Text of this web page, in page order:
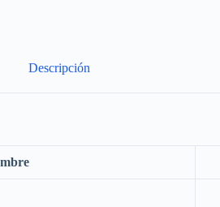
Descripción